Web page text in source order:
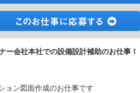
ー会社本社での設備設計補助のお仕事！
ョン図面作成のお仕事です